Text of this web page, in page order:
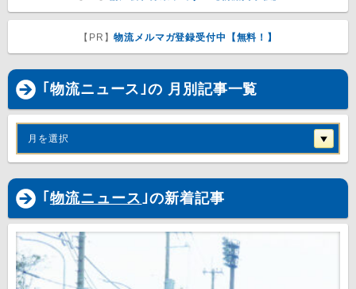
【PR】物流メルマガ登録受付中【無料！】
｢物流ニュース｣の 月別記事一覧
月を選択
｢ 物流ニュース｣の新着記事